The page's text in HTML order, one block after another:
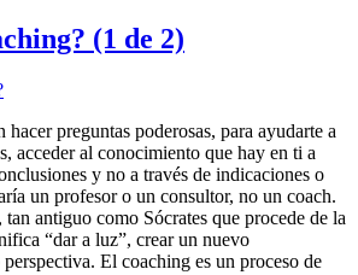
(1 de 2)
preguntas poderosas, para ayudarte a
acceder al conocimiento que hay en ti a
y no a través de indicaciones o
un profesor o un consultor, no un coach.
antiguo como Sócrates que procede de la
“dar a luz”, crear un nuevo
El coaching es un proceso de